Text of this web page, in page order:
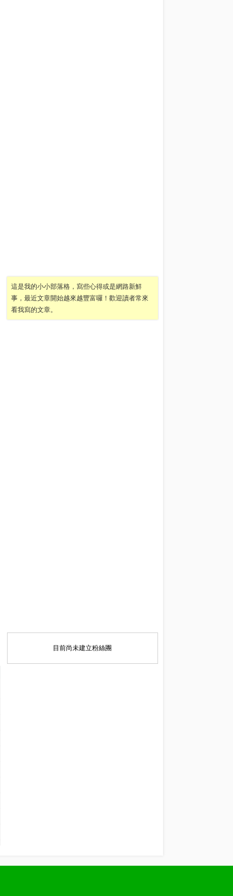
這是我的小小部落格，寫些心得或是網路新鮮
事，最近文章開始越來越豐富囉！歡迎讀者常來
看我寫的文章。
目前尚未建立粉絲團